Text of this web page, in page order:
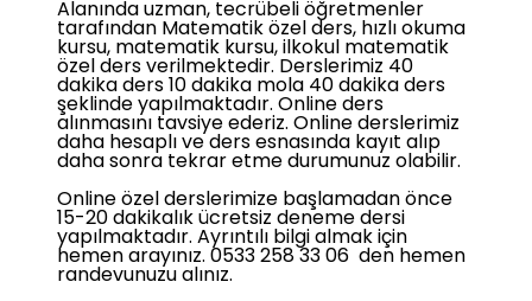
Alanında uzman, tecrübeli öğretmenler
tarafından Matematik özel ders, hızlı okuma
kursu, matematik kursu, ilkokul matematik
özel ders verilmektedir. Derslerimiz 40
dakika ders 10 dakika mola 40 dakika ders
şeklinde yapılmaktadır. Online ders
alınmasını tavsiye ederiz. Online derslerimiz
daha hesaplı ve ders esnasında kayıt alıp
daha sonra tekrar etme durumunuz olabilir.
Online özel derslerimize başlamadan önce
15-20 dakikalık ücretsiz deneme dersi
yapılmaktadır. Ayrıntılı bilgi almak için
hemen arayınız. 0533 258 33 06 den hemen
randevunuzu alınız.